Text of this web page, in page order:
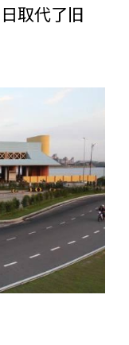
取代了旧